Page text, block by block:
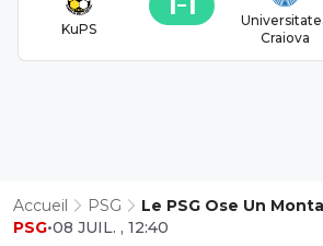
KuPS
Craiova
Accueil PSG
Le PSG Ose Un
Attaquant À 90ME
PSG•08 JUIL. , 12:40